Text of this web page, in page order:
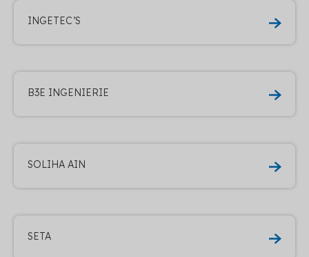
INGETEC’S
B3E INGENIERIE
SOLIHA AIN
SETA